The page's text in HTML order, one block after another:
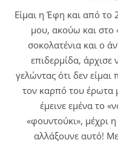
Είμαι η Έφη και από το
μου, ακούω και στο
σοκολατένια και ο
επιδερμίδα, άρχισε
γελώντας ότι δεν
τον καρπό του έρωτα
έμεινε εμένα το
«φουντούκι», μέχρι
αλλάξουνε αυτό!